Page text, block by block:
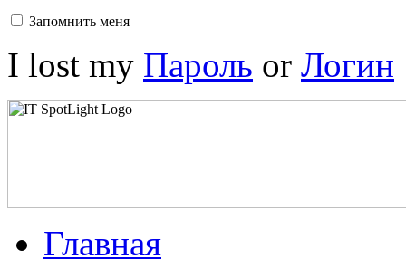
Запомнить меня
I lost my Пароль or Логин
Главная